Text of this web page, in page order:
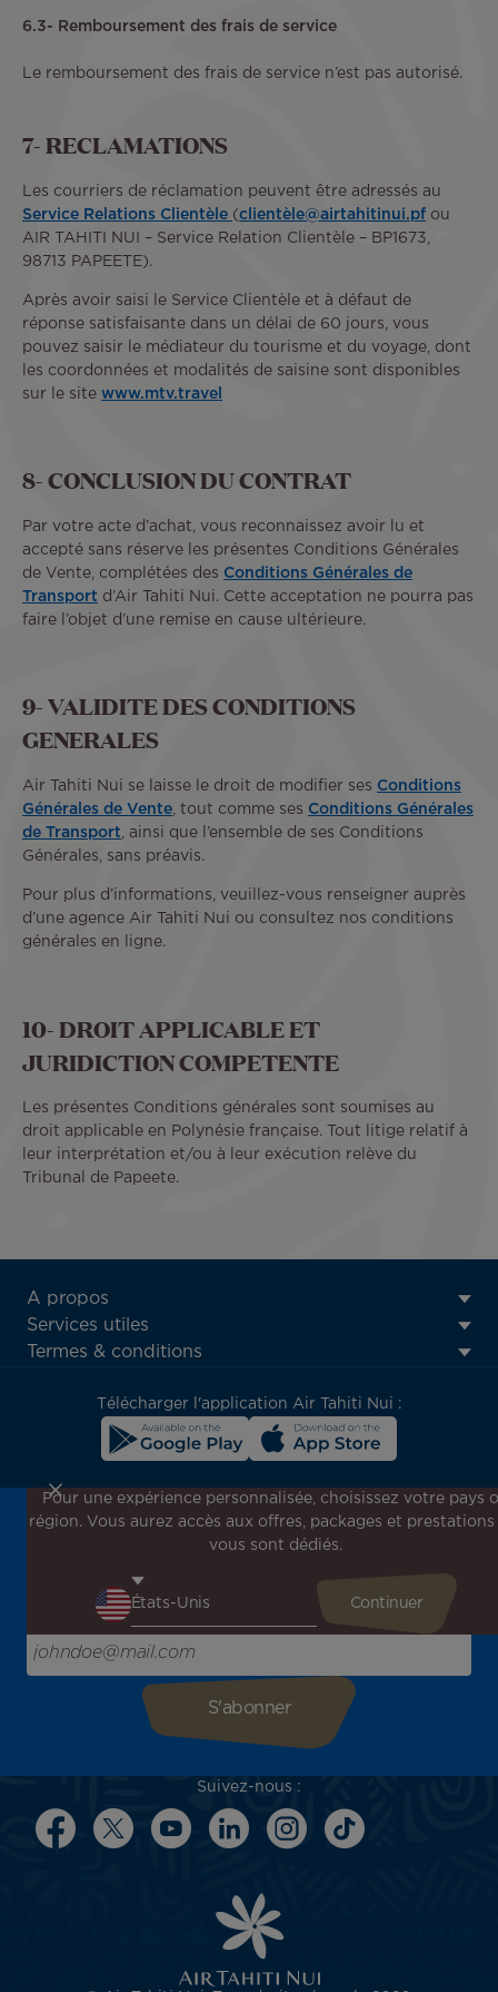
6.3- Remboursement des frais de service
Le remboursement des frais de service n’est pas autorisé.
7- RECLAMATIONS
Les courriers de réclamation peuvent être adressés au
Service Relations Clientèle (clientèle@airtahitinui.pf ou
AIR TAHITI NUI – Service Relation Clientèle – BP1673,
98713 PAPEETE).
Après avoir saisi le Service Clientèle et à défaut de
réponse satisfaisante dans un délai de 60 jours, vous
pouvez saisir le médiateur du tourisme et du voyage, dont
les coordonnées et modalités de saisine sont disponibles
sur le site www.mtv.travel
8- CONCLUSION DU CONTRAT
Par votre acte d’achat, vous reconnaissez avoir lu et
accepté sans réserve les présentes Conditions Générales
de Vente, complétées des Conditions Générales de
Transport d’Air Tahiti Nui. Cette acceptation ne pourra pas
faire l’objet d’une remise en cause ultérieure.
9- VALIDITE DES CONDITIONS
GENERALES
Air Tahiti Nui se laisse le droit de modifier ses Conditions
Générales de Vente , tout comme ses Conditions Générales
de Transport , ainsi que l’ensemble de ses Conditions
Générales, sans préavis.
Pour plus d’informations, veuillez-vous renseigner auprès
d’une agence Air Tahiti Nui ou consultez nos conditions
générales en ligne.
10- DROIT APPLICABLE ET
JURIDICTION COMPETENTE
Les présentes Conditions générales sont soumises au
droit applicable en Polynésie française. Tout litige relatif à
leur interprétation et/ou à leur exécution relève du
Tribunal de Papeete.
ATN:
Footer
menu
A propos
Services utiles
Termes & conditions
Télécharger l'application Air Tahiti Nui :
Inscrivez-vous à notre newsletter !
Recevez en avant-première toutes nos offres spéciales et
l'inspiration pour votre prochain voyage !
Saisissez votre adresse e-mail ici
Suivez-nous :
Pour une expérience personnalisée, choisissez votre pays
région. Vous aurez accès aux offres, packages et prestations
vous sont dédiés.